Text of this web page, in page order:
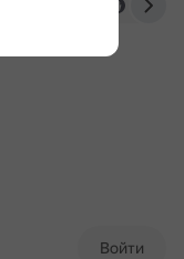
Войти